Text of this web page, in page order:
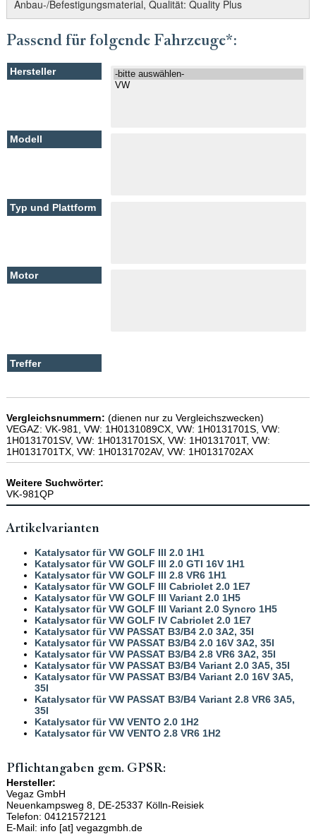
Anbau-/Befestigungsmaterial, Qualität: Quality Plus
Passend für folgende Fahrzeuge*:
Vergleichsnummern: (dienen nur zu Vergleichszwecken)
VEGAZ: VK-981, VW: 1H0131089CX, VW: 1H0131701S, VW:
1H0131701SV, VW: 1H0131701SX, VW: 1H0131701T, VW:
1H0131701TX, VW: 1H0131702AV, VW: 1H0131702AX
Weitere Suchwörter:
VK-981QP
Artikelvarianten
Katalysator für VW GOLF III 2.0 1H1
Katalysator für VW GOLF III 2.0 GTI 16V 1H1
Katalysator für VW GOLF III 2.8 VR6 1H1
Katalysator für VW GOLF III Cabriolet 2.0 1E7
Katalysator für VW GOLF III Variant 2.0 1H5
Katalysator für VW GOLF III Variant 2.0 Syncro 1H5
Katalysator für VW GOLF IV Cabriolet 2.0 1E7
Katalysator für VW PASSAT B3/B4 2.0 3A2, 35I
Katalysator für VW PASSAT B3/B4 2.0 16V 3A2, 35I
Katalysator für VW PASSAT B3/B4 2.8 VR6 3A2, 35I
Katalysator für VW PASSAT B3/B4 Variant 2.0 3A5, 35I
Katalysator für VW PASSAT B3/B4 Variant 2.0 16V 3A5,
35I
Katalysator für VW PASSAT B3/B4 Variant 2.8 VR6 3A5,
35I
Katalysator für VW VENTO 2.0 1H2
Katalysator für VW VENTO 2.8 VR6 1H2
Pflichtangaben gem. GPSR:
Hersteller:
Vegaz GmbH
Neuenkampsweg 8, DE-25337 Kölln-Reisiek
Telefon: 04121572121
E-Mail: info [at] vegazgmbh.de